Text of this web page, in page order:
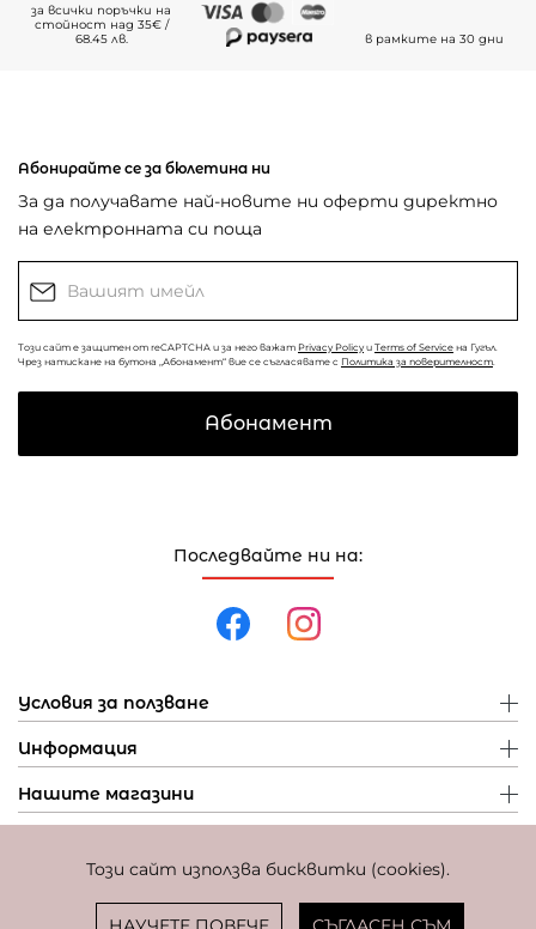
Този сайт използва бисквитки (cookies).
за всички поръчки на
стойност над 35€ /
68.45 лв.
в рамките на 30 дни
Последвайте ни на:
Условия за ползване
Информация
Нашите магазини
Абонирайте се за бюлетина ни
За да получавате най-новите ни оферти директно
на електронната си поща
Този сайт е защитен от reCAPTCHA и за него важат Privacy Policy и Terms of Service на Гугъл.
Чрез натискане на бутона „Абонамент“ вие се съгласявате с Политика за поверителност
Абонамент
Фиксиран курс за превалутиране: 1 EUR = 1,95583 BGN